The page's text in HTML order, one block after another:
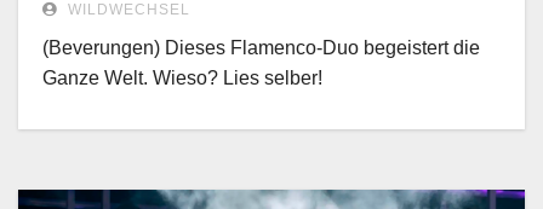
WILDWECHSEL
(Beverungen) Dieses Flamenco-Duo begeistert die
Ganze Welt. Wieso? Lies selber!